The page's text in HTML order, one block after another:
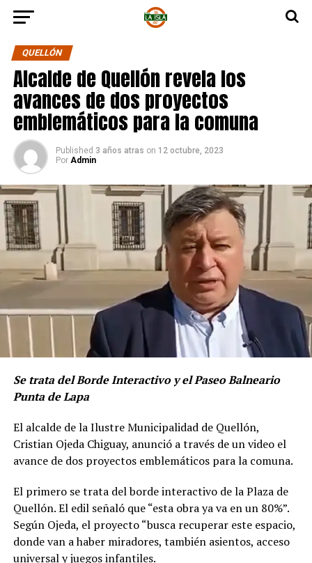
QUELLÓN
Alcalde de Quellón revela los
avances de dos proyectos
emblemáticos para la comuna
Published 3 años atras on 12 octubre, 2023
Por Admin
Se trata del Borde Interactivo y el Paseo Balneario
Punta de Lapa
El alcalde de la Ilustre Municipalidad de Quellón,
Cristian Ojeda Chiguay, anunció a través de un video el
avance de dos proyectos emblemáticos para la comuna.
El primero se trata del borde interactivo de la Plaza de
Quellón. El edil señaló que “esta obra ya va en un 80%”.
Según Ojeda, el proyecto “busca recuperar este espacio,
donde van a haber miradores, también asientos, acceso
universal y juegos infantiles.